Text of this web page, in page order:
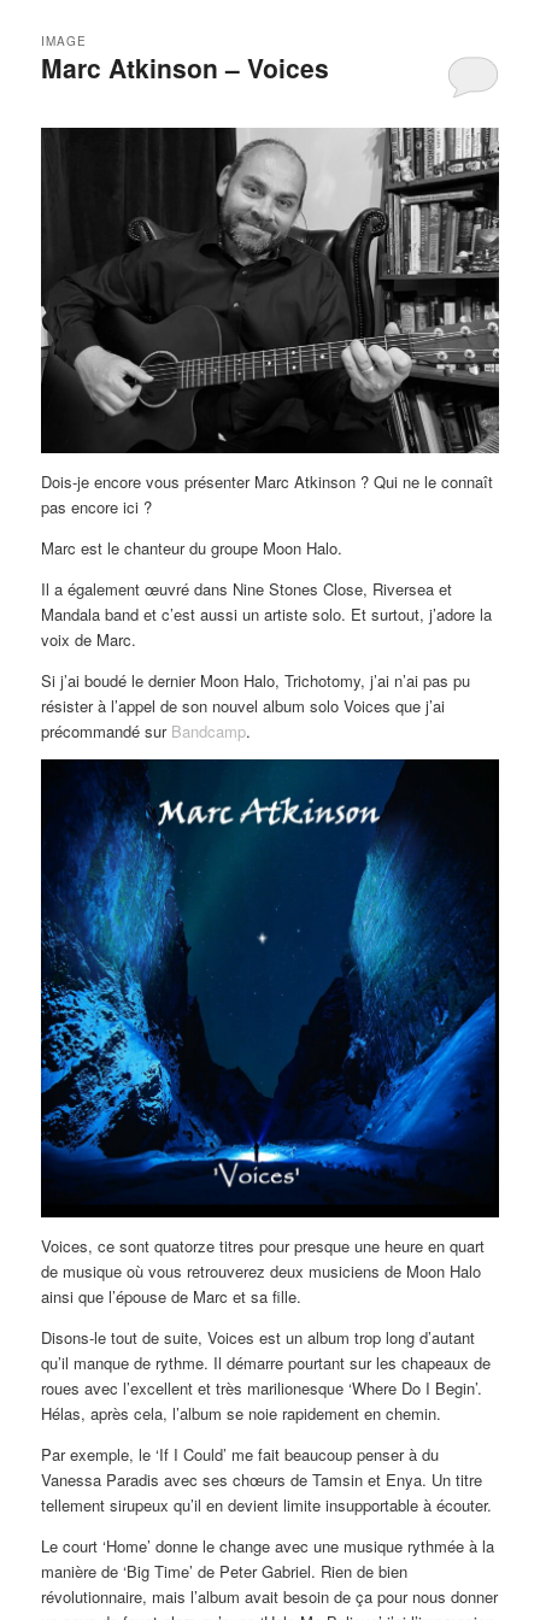
Marc Atkinson – Voices
IMAGE
Dois-je encore vous présenter Marc Atkinson ? Qui ne le connaît
pas encore ici ?
Marc est le chanteur du groupe Moon Halo.
Il a également œuvré dans Nine Stones Close, Riversea et
Mandala band et c’est aussi un artiste solo. Et surtout, j’adore la
voix de Marc.
Si j’ai boudé le dernier Moon Halo, Trichotomy, j’ai n’ai pas pu
résister à l’appel de son nouvel album solo Voices que j’ai
précommandé sur Bandcamp.
Voices, ce sont quatorze titres pour presque une heure en quart
de musique où vous retrouverez deux musiciens de Moon Halo
ainsi que l’épouse de Marc et sa fille.
Disons-le tout de suite, Voices est un album trop long d’autant
qu’il manque de rythme. Il démarre pourtant sur les chapeaux de
roues avec l’excellent et très marilionesque ‘Where Do I Begin’.
Hélas, après cela, l’album se noie rapidement en chemin.
Par exemple, le ‘If I Could’ me fait beaucoup penser à du
Vanessa Paradis avec ses chœurs de Tamsin et Enya. Un titre
tellement sirupeux qu’il en devient limite insupportable à écouter.
Le court ‘Home’ donne le change avec une musique rythmée à la
manière de ‘Big Time’ de Peter Gabriel. Rien de bien
révolutionnaire, mais l’album avait besoin de ça pour nous donner